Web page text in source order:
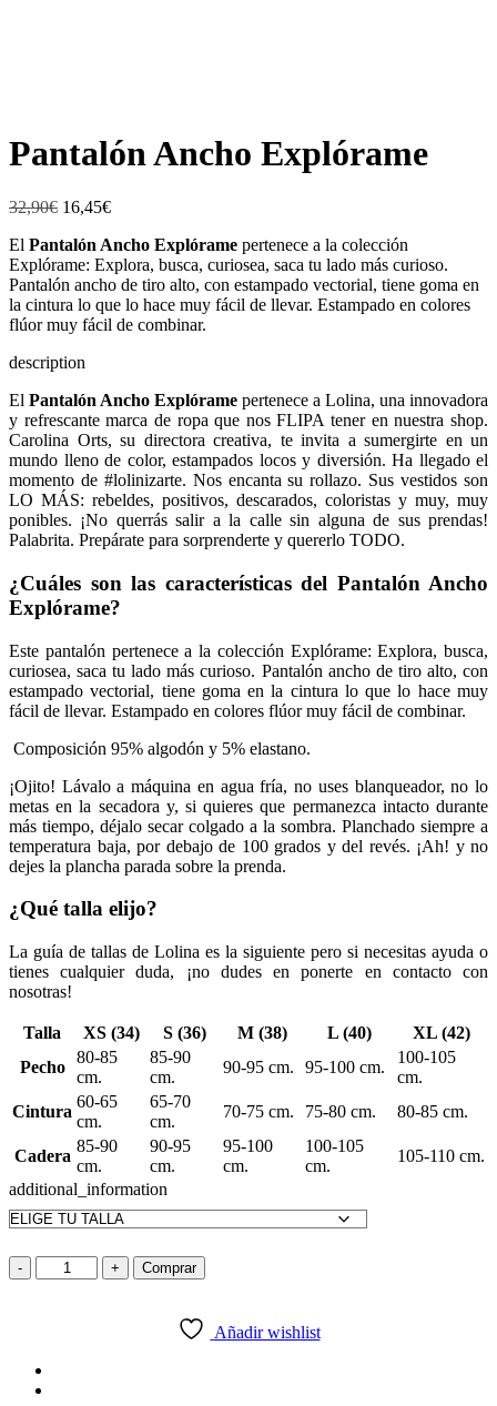
Pantalón Ancho Explórame
32,90€ 16,45€
El Pantalón Ancho Explórame pertenece a la colección
Explórame: Explora, busca, curiosea, saca tu lado más curioso.
Pantalón ancho de tiro alto, con estampado vectorial, tiene goma en
la cintura lo que lo hace muy fácil de llevar. Estampado en colores
flúor muy fácil de combinar.
description
El Pantalón Ancho Explórame pertenece a Lolina, una innovadora
y refrescante marca de ropa que nos FLIPA tener en nuestra shop.
Carolina Orts, su directora creativa, te invita a sumergirte en un
mundo lleno de color, estampados locos y diversión. Ha llegado el
momento de #lolinizarte. Nos encanta su rollazo. Sus vestidos son
LO MÁS: rebeldes, positivos, descarados, coloristas y muy, muy
ponibles. ¡No querrás salir a la calle sin alguna de sus prendas!
Palabrita. Prepárate para sorprenderte y quererlo TODO.
¿Cuáles son las características del Pantalón Ancho
Explórame?
Este pantalón pertenece a la colección Explórame: Explora, busca,
curiosea, saca tu lado más curioso. Pantalón ancho de tiro alto, con
estampado vectorial, tiene goma en la cintura lo que lo hace muy
fácil de llevar. Estampado en colores flúor muy fácil de combinar.
Composición 95% algodón y 5% elastano.
¡Ojito! Lávalo a máquina en agua fría, no uses blanqueador, no lo
metas en la secadora y, si quieres que permanezca intacto durante
más tiempo, déjalo secar colgado a la sombra. Planchado siempre a
temperatura baja, por debajo de 100 grados y del revés. ¡Ah! y no
dejes la plancha parada sobre la prenda.
¿Qué talla elijo?
La guía de tallas de Lolina es la siguiente pero si necesitas ayuda o
tienes cualquier duda, ¡no dudes en ponerte en contacto con
nosotras!
Talla XS (34) S (36) M (38) L (40)
XL (42)
Pecho
80-85
cm.
85-90
cm.
90-95 cm. 95-100 cm.
100-105
cm.
Cintura
60-65
cm.
65-70
cm.
70-75 cm. 75-80 cm. 80-85 cm.
Cadera
85-90
cm.
90-95
cm.
95-100
cm.
100-105
cm.
105-110 cm.
additional_information
-
Pantalón
Ancho
+ Comprar
Añadir wishlist